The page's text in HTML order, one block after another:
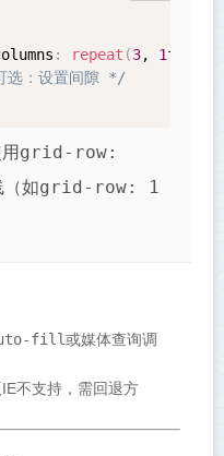
: repeat (3, 1fr
：设置间隙 */
grid-row:
（如grid-row: 1
fill或媒体查询调
不支持，需回退方